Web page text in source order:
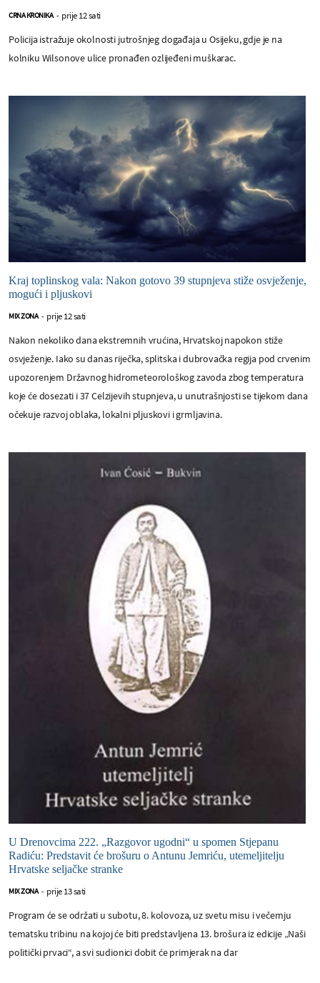
CRNA KRONIKA - prije 12 sati
Policija istražuje okolnosti jutrošnjeg događaja u Osijeku, gdje je na
kolniku Wilsonove ulice pronađen ozlijeđeni muškarac.
Kraj toplinskog vala: Nakon gotovo 39 stupnjeva stiže osvježenje,
mogući i pljuskovi
MIX ZONA - prije 12 sati
Nakon nekoliko dana ekstremnih vrućina, Hrvatskoj napokon stiže
osvježenje. Iako su danas riječka, splitska i dubrovačka regija pod crvenim
upozorenjem Državnog hidrometeorološkog zavoda zbog temperatura
koje će dosezati i 37 Celzijevih stupnjeva, u unutrašnjosti se tijekom dana
očekuje razvoj oblaka, lokalni pljuskovi i grmljavina.
U Drenovcima 222. „Razgovor ugodni“ u spomen Stjepanu
Radiću: Predstavit će brošuru o Antunu Jemriću, utemeljitelju
Hrvatske seljačke stranke
MIX ZONA - prije 13 sati
Program će se održati u subotu, 8. kolovoza, uz svetu misu i večernju
tematsku tribinu na kojoj će biti predstavljena 13. brošura iz edicije „Naši
politički prvaci“, a svi sudionici dobit će primjerak na dar